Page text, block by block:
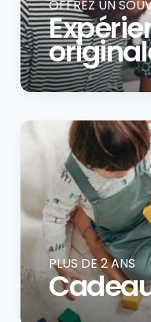
OFFREZ UN
PLUS DE 2 ANS